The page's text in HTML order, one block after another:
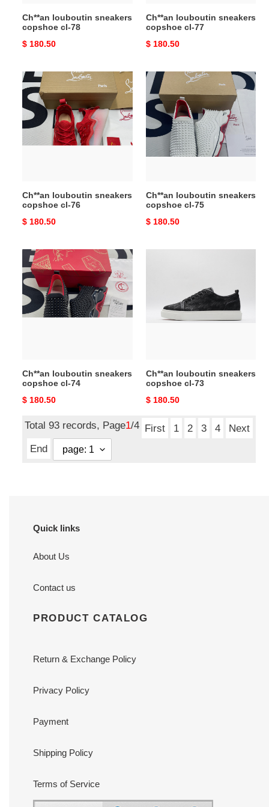
Ch**an louboutin sneakers
copshoe cl-78
Original
$ 180.50
Ch**an louboutin sneakers
copshoe cl-77
Original
$ 180.50
Ch**an
louboutin
sneakers
copshoe
cl-
76
Ch**an louboutin sneakers
copshoe cl-76
Original
$ 180.50
Ch**an
louboutin
sneakers
copshoe
cl-
Ch**an louboutin sneakers
copshoe cl-75
Original
$ 180.50
Ch**an
louboutin
sneakers
copshoe
cl-
74
Ch**an louboutin sneakers
copshoe cl-74
Original
$ 180.50
Ch**an louboutin sneakers
copshoe cl-73
Original
$ 180.50
Total 93 records, Page1/4 First 1 2 3 4
Next
End
Quick links
About Us
Contact us
PRODUCT CATALOG
Return & Exchange Policy
Privacy Policy
Payment
Shipping Policy
Terms of Service